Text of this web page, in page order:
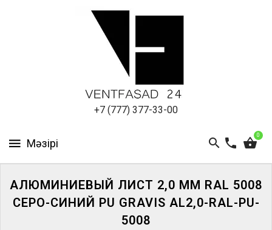
+7 (777) 377-33-00
0
ПАНЕЛИ
ПРОЕКТИРОВАНИЕ
АЛЮМИНИЕВЫЙ ЛИСТ 2,0 ММ RAL 5008
СЕРО-СИНИЙ PU GRAVIS AL2,0-RAL-PU-
5008